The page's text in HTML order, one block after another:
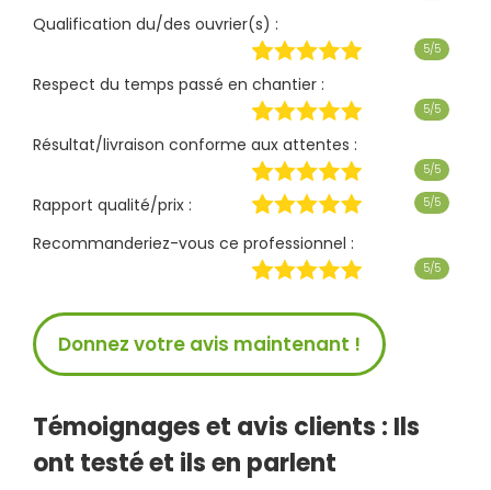
Qualification du/des ouvrier(s) :
5/5
Respect du temps passé en chantier :
5/5
Résultat/livraison conforme aux attentes :
5/5
Rapport qualité/prix : 5/5
Recommanderiez-vous ce professionnel :
5/5
Donnez votre avis maintenant !
Témoignages et avis clients : Ils
ont testé et ils en parlent